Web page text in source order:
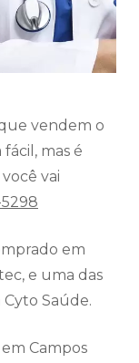
vendem o
mas é
vai
5298
em
e uma das
Saúde.
Campos